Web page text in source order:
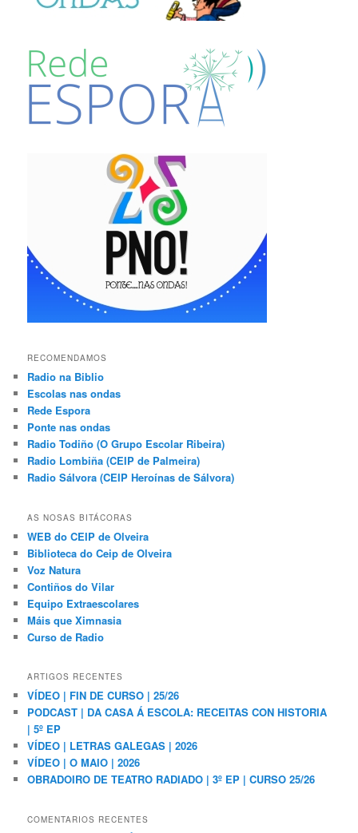
RECOMENDAMOS
Radio na Biblio
Escolas nas ondas
Rede Espora
Ponte nas ondas
Radio Todiño (O Grupo Escolar Ribeira)
Radio Lombiña (CEIP de Palmeira)
Radio Sálvora (CEIP Heroínas de Sálvora)
AS NOSAS BITÁCORAS
WEB do CEIP de Olveira
Biblioteca do Ceip de Olveira
Voz Natura
Contiños do Vilar
Equipo Extraescolares
Máis que Ximnasia
Curso de Radio
ARTIGOS RECENTES
VÍDEO | FIN DE CURSO | 25/26
PODCAST | DA CASA Á ESCOLA: RECEITAS CON HISTORIA
| 5º EP
VÍDEO | LETRAS GALEGAS | 2026
VÍDEO | O MAIO | 2026
OBRADOIRO DE TEATRO RADIADO | 3º EP | CURSO 25/26
COMENTARIOS RECENTES